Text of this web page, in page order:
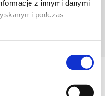
z innymi danymi
podczas
MOBILUS-
M45[:en]Mobilus -
Mobilus M45[:]/